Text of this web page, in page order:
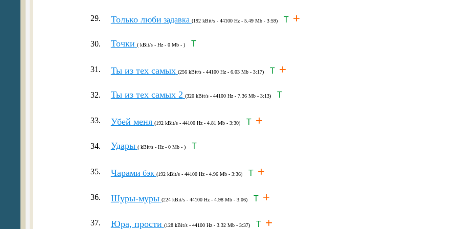
29. Только люби задавка (192 kBit/s - 44100 Hz - 5.49 Mb - 3:59) T +
30. Точки ( kBit/s - Hz - 0 Mb - ) T
31. Ты из тех самых (256 kBit/s - 44100 Hz - 6.03 Mb - 3:17) T +
32. Ты из тех самых 2 (320 kBit/s - 44100 Hz - 7.36 Mb - 3:13) T
33. Убей меня (192 kBit/s - 44100 Hz - 4.81 Mb - 3:30) T +
34. Удары ( kBit/s - Hz - 0 Mb - ) T
35. Чарами бэк (192 kBit/s - 44100 Hz - 4.96 Mb - 3:36) T +
36. Шуры-муры (224 kBit/s - 44100 Hz - 4.98 Mb - 3:06) T +
37. Юра, прости (128 kBit/s - 44100 Hz - 3.32 Mb - 3:37) T +